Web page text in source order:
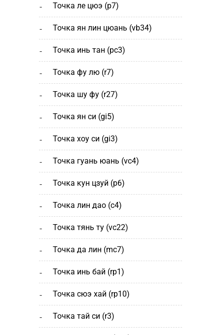
точка ле цюэ (р7)
точка ян лин цюань (vb34)
точка инь тан (рс3)
точка фу лю (r7)
точка шу фу (r27)
точка ян си (gi5)
точка хоу си (gi3)
точка гуань юань (vc4)
точка кун цзуй (р6)
точка лин дао (c4)
точка тянь ту (vc22)
точка да лин (mc7)
точка инь бай (rp1)
точка сюэ хай (rp10)
точка тай си (r3)